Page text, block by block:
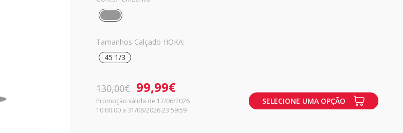
Tamanhos Calçado HOKA:
45 1/3
130,00€ 99,99€
Promoção válida de 17/06/2026
10:00:00 a 31/08/2026 23:59:59
SELECIONE UMA OPÇÃO